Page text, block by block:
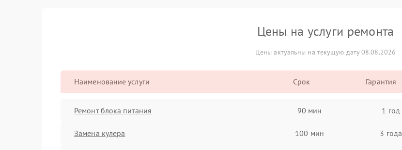
Цены на услуги ремонта
Цены актуальны на текущую дату 08.08.2026
Наименование услуги Срок Гарантия
Ремонт блока питания 90 мин 1 год
Замена кулера 100 мин 3 года